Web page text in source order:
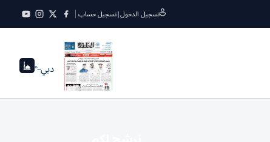
تسجيل الدخول|تسجيل حساب
دبي--°